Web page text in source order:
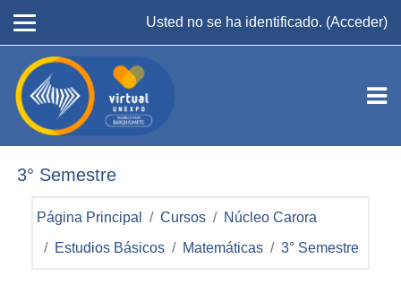
Usted no se ha identificado. (Acceder)
3° Semestre
Página Principal Cursos Núcleo Carora
Estudios Básicos Matemáticas 3° Semestre